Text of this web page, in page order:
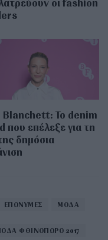
οι fashion
Blanchett: Το denim
που επέλεξε για τη
δημόσια
ΕΠΩΝΥΜΕΣ ΜΟΔΑ
ΦΘΙΝΟΠΩΡΟ 2017